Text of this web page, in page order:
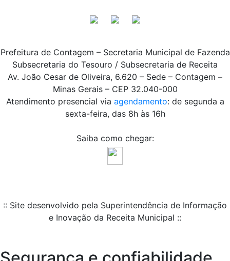
Prefeitura de Contagem – Secretaria Municipal de Fazenda
Subsecretaria do Tesouro / Subsecretaria de Receita
Av. João Cesar de Oliveira, 6.620 – Sede – Contagem –
Minas Gerais – CEP 32.040-000
Atendimento presencial via agendamento: de segunda a
sexta-feira, das 8h às 16h
Saiba como chegar:
:: Site desenvolvido pela Superintendência de Informação
e Inovação da Receita Municipal ::